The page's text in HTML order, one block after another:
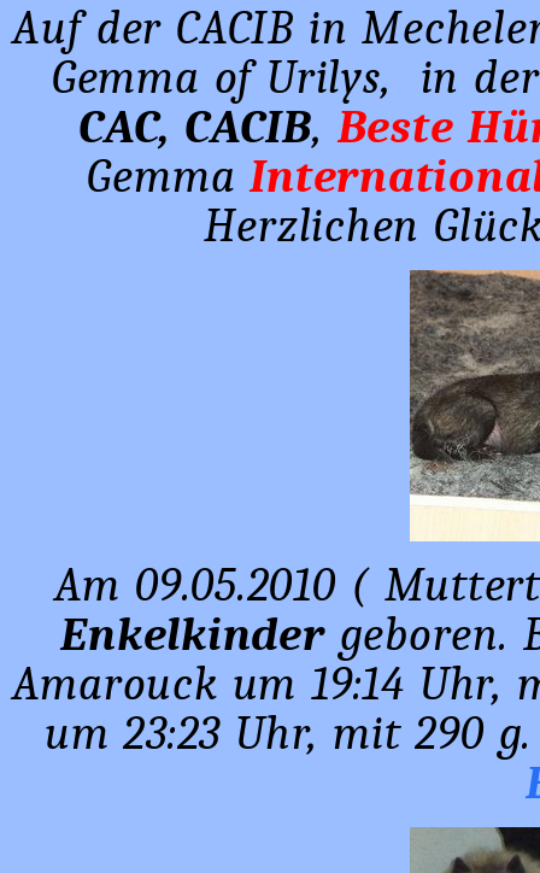
Auf der CACIB in
Gemma of Urilys, in
CAC, CACIB,Beste
Gemma
Herzlichen
Am 09.05.2010 (
Enkelkindergeboren.
Amarouck um 19:14 Uhr,
um 23:23 Uhr, mit 290